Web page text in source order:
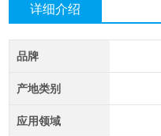
详细介绍
品牌
产地类别
应用领域